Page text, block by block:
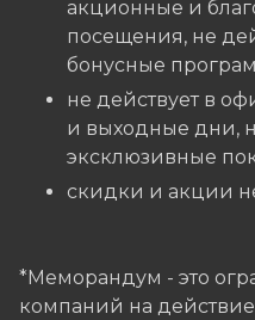
акционные и
посещения, не
бонусные
не действует в
и выходные дни,
эксклюзивные
скидки и акции
*Меморандум - это
компаний на